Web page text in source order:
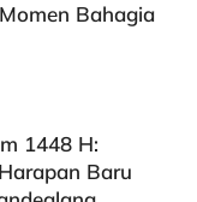
Bahagia
1448 H:
Baru